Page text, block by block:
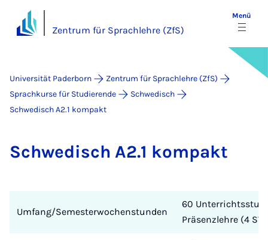
Zentrum für Sprachlehre (ZfS)
Menü
Universität Paderborn
Zentrum für Sprachlehre (ZfS)
Sprachkurse für Studierende
Schwedisch
Schwedisch A2.1 kompakt
Schwe­disch A2.1 kom­pakt
Umfang/Semesterwochenstunden
60
Präsenzlehre (4